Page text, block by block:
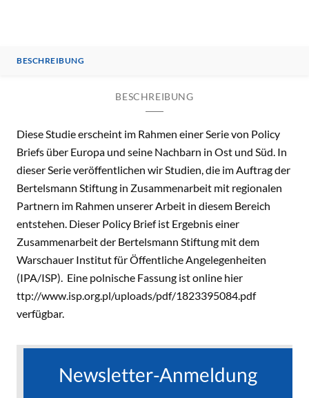
BESCHREIBUNG
BESCHREIBUNG
Diese Studie erscheint im Rahmen einer Serie von Policy
Briefs über Europa und seine Nachbarn in Ost und Süd. In
dieser Serie veröffentlichen wir Studien, die im Auftrag der
Bertelsmann Stiftung in Zusammenarbeit mit regionalen
Partnern im Rahmen unserer Arbeit in diesem Bereich
entstehen. Dieser Policy Brief ist Ergebnis einer
Zusammenarbeit der Bertelsmann Stiftung mit dem
Warschauer Institut für Öffentliche Angelegenheiten
(IPA/ISP). Eine polnische Fassung ist online hier
ttp://www.isp.org.pl/uploads/pdf/1823395084.pdf
verfügbar.
Newsletter-Anmeldung